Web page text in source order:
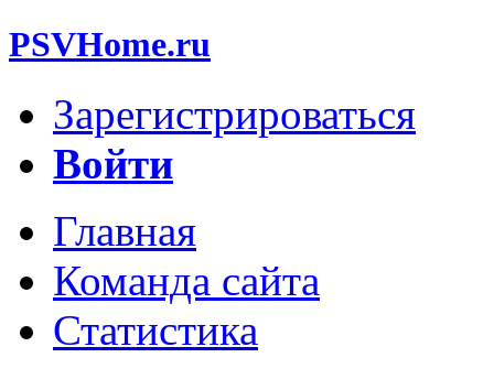
PSVHome.ru
Зарегистрироваться
Войти
Главная
Команда сайта
Статистика